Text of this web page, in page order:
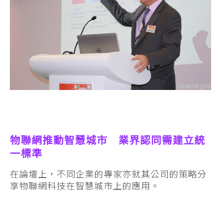
物聯網推動智慧城市 業界認同需建立統
一標準
在論壇上，不同企業的專家亦就其公司的策略分
享物聯網科技在智慧城市上的應用。